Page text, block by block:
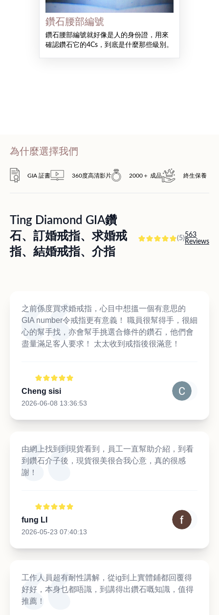
鑽石腰部編號
鑽石腰部編號就好像是人的身份證，用來
確認鑽石它的4Cs，到底是什麼那些級別。
為什麼選擇我們
GIA 証書 360度高清影片 2000＋ 成品 終生保養
Ting Diamond GIA鑽
石、訂婚戒指、求婚戒
指、結婚戒指、介指
(5)563
Reviews
之前係度買求婚戒指，心目中想搵一個有意思的
GIA number令戒指更有意義！ 職員很幫得手，很細
心的幫手找，亦會幫手挑選合條件的鑽石，他們會
盡量滿足客人要求！ 太太收到戒指後很滿意！
Cheng sisi
2026-06-08 13:36:53
由網上找到到現貨看到，員工一直幫助介紹，到看
到鑽石介子後，現貨很美很合我心意，真的很感
謝！
fung LI
2026-05-23 07:40:13
工作人員超有耐性講解，從ig到上實體鋪都回覆得
好好，本身乜都唔識，到講得出鑽石嘅知識，值得
推薦！